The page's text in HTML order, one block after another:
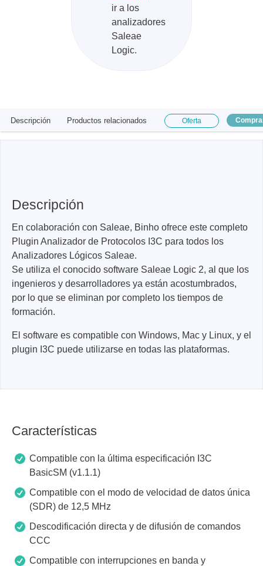
ir a los
analizadores
Saleae
Logic.
Descripción Productos relacionados Oferta
Descripción
En colaboración con Saleae, Binho ofrece este completo
Plugin Analizador de Protocolos I3C para todos los
Analizadores Lógicos Saleae.
Se utiliza el conocido software Saleae Logic 2, al que los
ingenieros y desarrolladores ya están acostumbrados,
por lo que se eliminan por completo los tiempos de
formación.
El software es compatible con Windows, Mac y Linux, y el
plugin I3C puede utilizarse en todas las plataformas.
Características
Compatible con la última especificación I3C
BasicSM (v1.1.1)
Compatible con el modo de velocidad de datos única
(SDR) de 12,5 MHz
Descodificación directa y de difusión de comandos
CCC
Compatible con interrupciones en banda y